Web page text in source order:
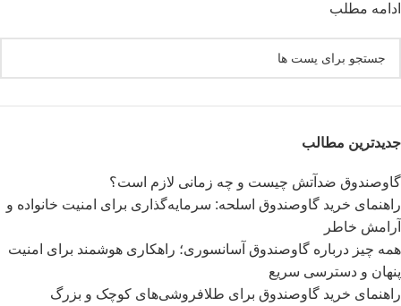
ادامه مطلب
جدیدترین مطالب
گاوصندوق ضدآتش چیست و چه زمانی لازم است؟
راهنمای خرید گاوصندوق اسلحه: سرمایه‌گذاری برای امنیت خانواده و
آرامش خاطر
همه چیز درباره گاوصندوق آسانسوری؛ راهکاری هوشمند برای امنیت
پنهان و دسترسی سریع
راهنمای خرید گاوصندوق برای طلافروشی‌های کوچک و بزرگ